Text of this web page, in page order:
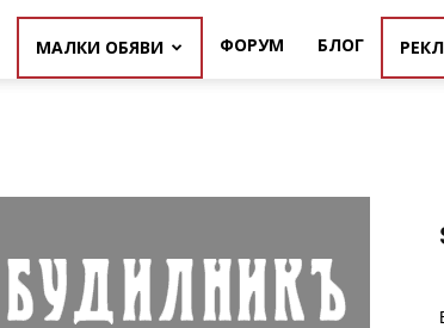
МАЛКИ ОБЯВИ ФОРУМ БЛОГ